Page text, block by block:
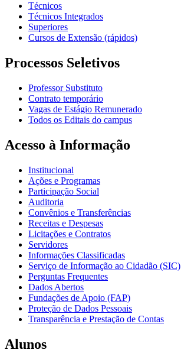
Técnicos
Técnicos Integrados
Superiores
Cursos de Extensão (rápidos)
Processos Seletivos
Professor Substituto
Contrato temporário
Vagas de Estágio Remunerado
Todos os Editais do campus
Acesso à Informação
Institucional
Ações e Programas
Participação Social
Auditoria
Convênios e Transferências
Receitas e Despesas
Licitações e Contratos
Servidores
Informações Classificadas
Serviço de Informação ao Cidadão (SIC)
Perguntas Frequentes
Dados Abertos
Fundações de Apoio (FAP)
Proteção de Dados Pessoais
Transparência e Prestação de Contas
Alunos